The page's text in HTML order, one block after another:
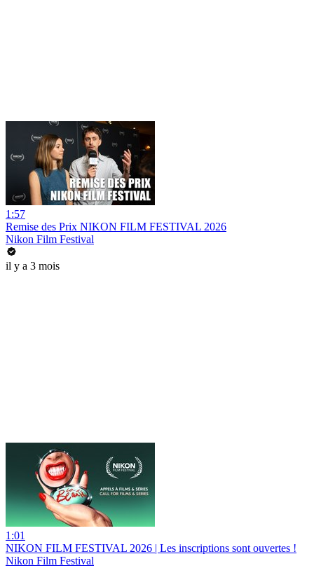
1:57
Remise des Prix NIKON FILM FESTIVAL 2026
Nikon Film Festival
il y a 3 mois
1:01
NIKON FILM FESTIVAL 2026 | Les inscriptions sont ouvertes !
Nikon Film Festival